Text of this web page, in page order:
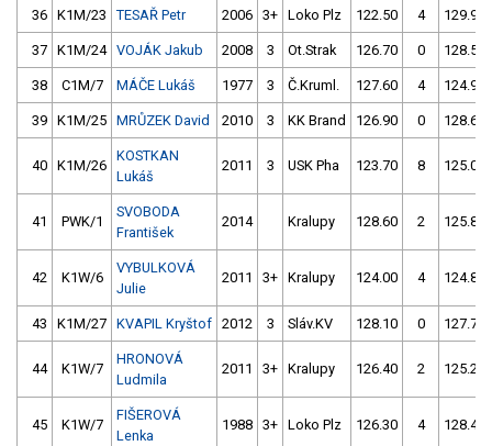
36 K1M/23 TESAŘ Petr 2006 3+ Loko Plz 122.50 4 129.90
37 K1M/24 VOJÁK Jakub 2008 3 Ot.Strak 126.70 0 128.50
38 C1M/7 MÁČE Lukáš 1977 3 Č.Kruml. 127.60 4 124.90
39 K1M/25 MRŮZEK David 2010 3 KK Brand 126.90 0 128.60
40 K1M/26
KOSTKAN
Lukáš
2011 3 USK Pha 123.70 8 125.00
41 PWK/1
SVOBODA
František
2014 Kralupy 128.60 2 125.80
42 K1W/6
VYBULKOVÁ
Julie
2011 3+ Kralupy 124.00 4 124.80
43 K1M/27 KVAPIL Kryštof 2012 3 Sláv.KV 128.10 0 127.70
44 K1W/7
HRONOVÁ
Ludmila
2011 3+ Kralupy 126.40 2 125.20
45 K1W/7
FIŠEROVÁ
Lenka
1988 3+ Loko Plz 126.30 4 128.40